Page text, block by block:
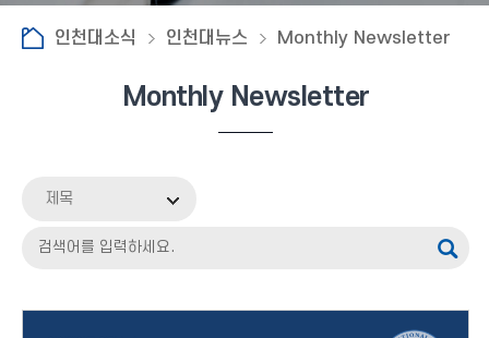
인천대소식 인천대뉴스 Monthly Newsletter
Monthly Newsletter
제목